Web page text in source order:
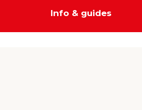
Info & guides